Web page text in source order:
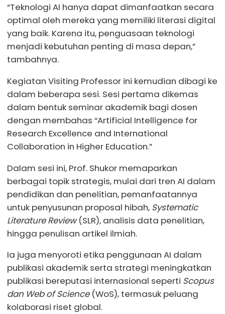
“Teknologi AI hanya dapat dimanfaatkan secara
optimal oleh mereka yang memiliki literasi digital
yang baik. Karena itu, penguasaan teknologi
menjadi kebutuhan penting di masa depan,”
tambahnya.
Kegiatan Visiting Professor ini kemudian dibagi ke
dalam beberapa sesi. Sesi pertama dikemas
dalam bentuk seminar akademik bagi dosen
dengan membahas “Artificial Intelligence for
Research Excellence and International
Collaboration in Higher Education.”
Dalam sesi ini, Prof. Shukor memaparkan
berbagai topik strategis, mulai dari tren AI dalam
pendidikan dan penelitian, pemanfaatannya
untuk penyusunan proposal hibah, Systematic
Literature Review(SLR), analisis data penelitian,
hingga penulisan artikel ilmiah.
Ia juga menyoroti etika penggunaan AI dalam
publikasi akademik serta strategi meningkatkan
publikasi bereputasi internasional seperti Scopus
dan Web of Science(WoS), termasuk peluang
kolaborasi riset global.